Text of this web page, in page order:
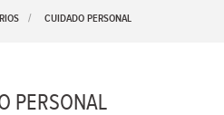
CUIDADO PERSONAL
PERSONAL